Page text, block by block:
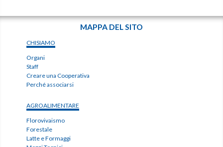
MAPPA DEL SITO
CHISIAMO
Organi
Staff
Creare una Cooperativa
Perché associarsi
AGROALIMENTARE
Florovivaismo
Forestale
Latte e Formaggi